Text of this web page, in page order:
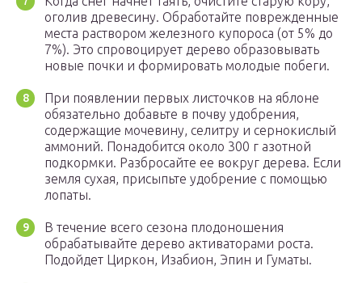
оголив древесину. Обработайте поврежденные
места раствором железного купороса (от 5% до
7%). Это спровоцирует дерево образовывать
новые почки и формировать молодые побеги.
При появлении первых листочков на яблоне
обязательно добавьте в почву удобрения,
содержащие мочевину, селитру и сернокислый
аммоний. Понадобится около 300 г азотной
подкормки. Разбросайте ее вокруг дерева. Если
земля сухая, присыпьте удобрение с помощью
лопаты.
В течение всего сезона плодоношения
обрабатывайте дерево активаторами роста.
Подойдет Циркон, Изабион, Эпин и Гуматы.